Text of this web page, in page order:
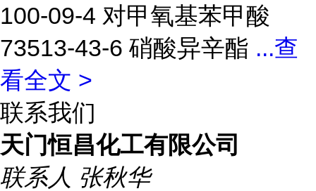
100-09-4 对甲氧基苯甲酸
73513-43-6 硝酸异辛酯 ...查
看全文 >
联系我们
天门恒昌化工有限公司
联系人 张秋华